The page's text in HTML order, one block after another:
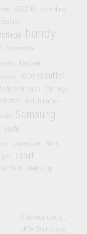
apple Bekleidung
fashion
handy
Hygieneartikel
jeans Kerzen
lebensmittel
Ohrringe
Ralph Lauren
Samsung
Seife
sonderposten Sony
t shirt
Werkzeug
Autowerkzeug,
LKW-Werkzeug